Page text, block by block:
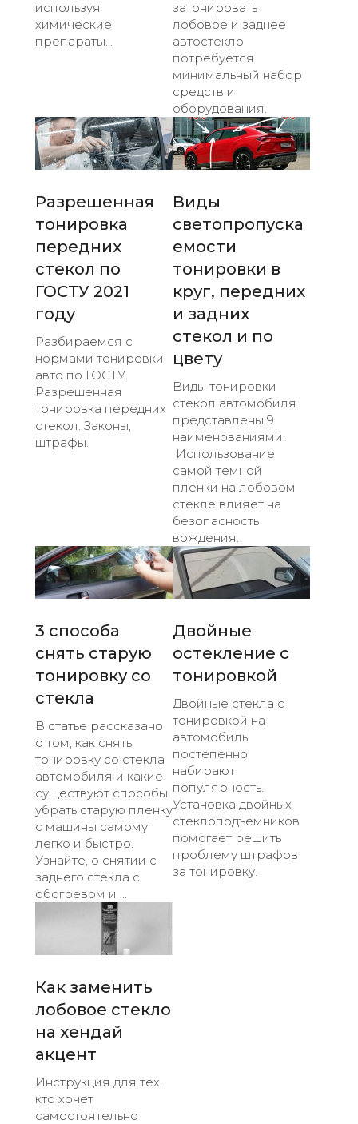
используя
химические
препараты...
затонировать
лобовое и заднее
автостекло
потребуется
минимальный набор
средств и
оборудования.
Разрешенная
тонировка
передних
стекол по
ГОСТУ 2021
году
Разбираемся с
нормами тонировки
авто по ГОСТУ.
Разрешенная
тонировка передних
стекол. Законы,
штрафы.
Виды
светопропуска
емости
тонировки в
круг, передних
и задних
стекол и по
цвету
Виды тонировки
стекол автомобиля
представлены 9
наименованиями.
Использование
самой темной
пленки на лобовом
стекле влияет на
безопасность
вождения.
3 способа
снять старую
тонировку со
стекла
В статье рассказано
о том, как снять
тонировку со стекла
автомобиля и какие
существуют способы
убрать старую пленку
с машины самому
легко и быстро.
Узнайте, о снятии с
заднего стекла с
обогревом и ...
Двойные
остекление с
тонировкой
Двойные стекла с
тонировкой на
автомобиль
постепенно
набирают
популярность.
Установка двойных
стеклоподъемников
помогает решить
проблему штрафов
за тонировку.
Как заменить
лобовое стекло
на хендай
акцент
Инструкция для тех,
кто хочет
самостоятельно